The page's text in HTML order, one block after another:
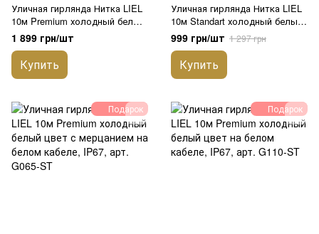
Уличная гирлянда Нитка LIEL
10м Premium холодный белый
цвет на черном кабеле, IP67,
арт. G0640-ST
1 899 грн/шт
Купить
Уличная гирлянда Нитка LIEL
10м Standart холодный белый
цвет с мерцанием на белом
кабеле, IP44, арт. G060-ST
999 грн/шт 1 297 грн
Купить
Подарок Подарок